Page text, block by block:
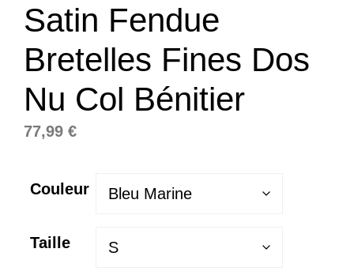
Satin Fendue
Bretelles Fines Dos
Nu Col Bénitier
77,99 €
Couleur
Taille